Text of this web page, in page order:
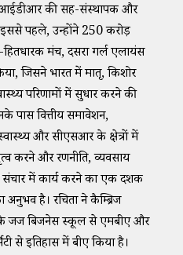
आईडीआर की सह-संस्थापक और
पहले, उन्होंने 250 करोड़
मंच, दसरा गर्ल एलायंस
जिसने भारत में मातृ, किशोर
परिणामों में सुधार करने की
पास वित्तीय समावेशन,
और सीएसआर के क्षेत्रों में
करने और रणनीति, व्यवसाय
में कार्य करने का एक दशक
है। रचिता ने कैम्ब्रिज
के जज बिजनेस स्कूल से एमबीए और
से इतिहास में बीए किया है।